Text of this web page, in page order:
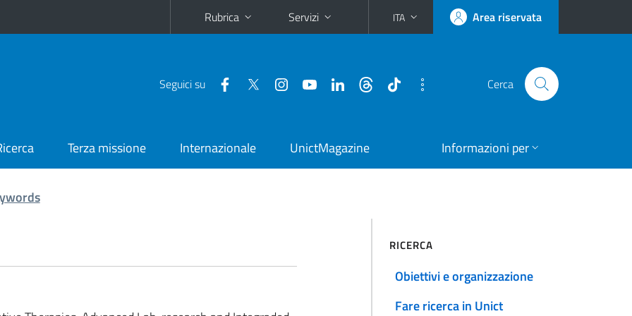
Rubrica Servizi ITA Area riservata
Seguici su Cerca
Terza missione Internazionale UnictMagazine Informazioni per
RICERCA
Obiettivi e organizzazione
Fare ricerca in Unict